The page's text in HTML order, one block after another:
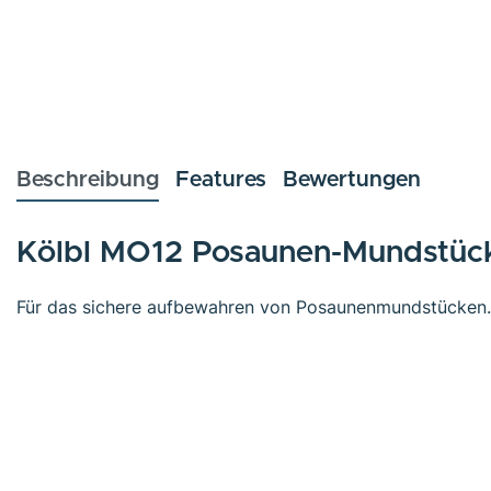
Beschreibung Features Bewertungen
Kölbl MO12 Posaunen-
Für das sichere aufbewahren von Posaunenmundstücken.